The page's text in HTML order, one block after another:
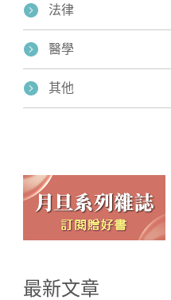
法律
醫學
其他
最新文章